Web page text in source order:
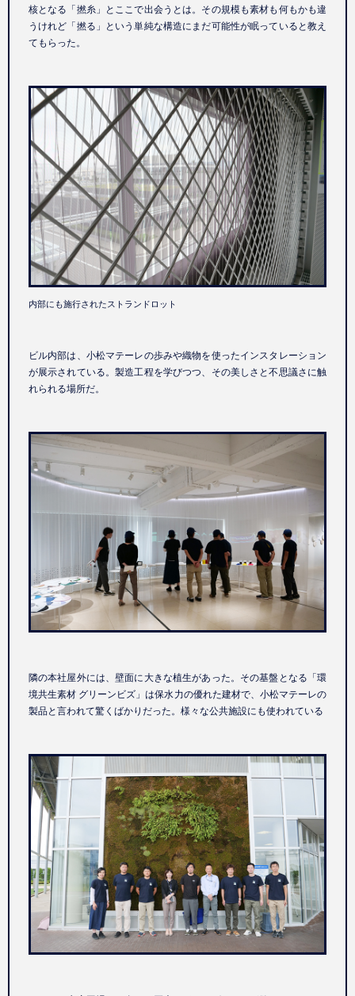
核となる「撚糸」とここで出会うとは。その規模も素材も何もかも違
うけれど「撚る」という単純な構造にまだ可能性が眠っていると教え
てもらった。
内部にも施行されたストランドロット
ビル内部は、小松マテーレの歩みや織物を使ったインスタレーション
が展示されている。製造工程を学びつつ、その美しさと不思議さに触
れられる場所だ。
隣の本社屋外には、壁面に大きな植生があった。その基盤となる「環
境共生素材 グリーンビズ」は保水力の優れた建材で、小松マテーレの
製品と言われて驚くばかりだった。様々な公共施設にも使われている